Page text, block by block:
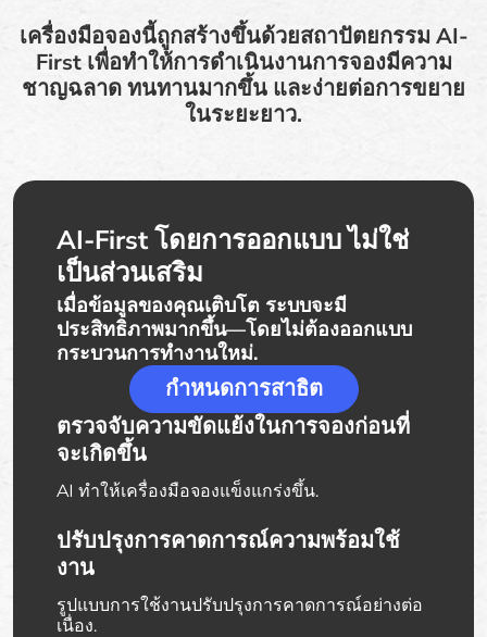
เครื่องมือจองนี้ถูกสร้างขึ้นด้วยสถาปัตยกรรม AI-
First เพื่อทำให้การดำเนินงานการจองมีความ
ชาญฉลาด ทนทานมากขึ้น และง่ายต่อการขยาย
ในระยะยาว.
AI-First โดยการออกแบบ ไม่ใช่
เป็นส่วนเสริม
เมื่อข้อมูลของคุณเติบโต ระบบจะมี
ประสิทธิภาพมากขึ้น—โดยไม่ต้องออกแบบ
กระบวนการทำงานใหม่.
กำหนดการสาธิต
ตรวจจับความขัดแย้งในการจองก่อนที่
จะเกิดขึ้น
AI ทำให้เครื่องมือจองแข็งแกร่งขึ้น.
ปรับปรุงการคาดการณ์ความพร้อมใช้
งาน
รูปแบบการใช้งานปรับปรุงการคาดการณ์อย่างต่อ
เนื่อง.